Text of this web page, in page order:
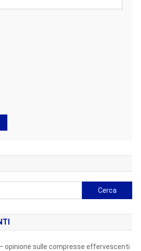
Ricerca
per:
opinione sulle compresse effervescenti